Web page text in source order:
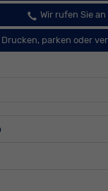
Wir rufen Sie an
Drucken, parken oder